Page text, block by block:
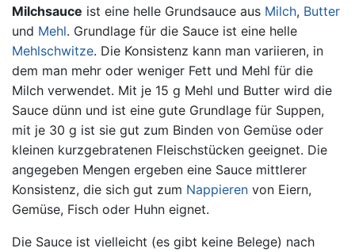
Milchsauce ist eine helle Grundsauce aus Milch, Butter
und Mehl. Grundlage für die Sauce ist eine helle
Mehlschwitze. Die Konsistenz kann man variieren, in
dem man mehr oder weniger Fett und Mehl für die
Milch verwendet. Mit je 15 g Mehl und Butter wird die
Sauce dünn und ist eine gute Grundlage für Suppen,
mit je 30 g ist sie gut zum Binden von Gemüse oder
kleinen kurzgebratenen Fleischstücken geeignet. Die
angegeben Mengen ergeben eine Sauce mittlerer
Konsistenz, die sich gut zum Nappieren von Eiern,
Gemüse, Fisch oder Huhn eignet.
Die Sauce ist vielleicht (es gibt keine Belege) nach